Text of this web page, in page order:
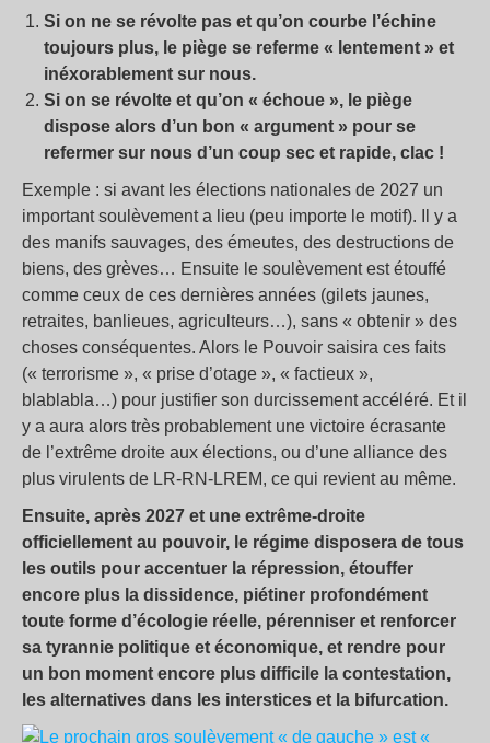
Si on ne se révolte pas et qu’on courbe l’échine
toujours plus, le piège se referme « lentement » et
inéxorablement sur nous.
Si on se révolte et qu’on « échoue », le piège
dispose alors d’un bon « argument » pour se
refermer sur nous d’un coup sec et rapide, clac !
Exemple : si avant les élections nationales de 2027 un
important soulèvement a lieu (peu importe le motif). Il y a
des manifs sauvages, des émeutes, des destructions de
biens, des grèves… Ensuite le soulèvement est étouffé
comme ceux de ces dernières années (gilets jaunes,
retraites, banlieues, agriculteurs…), sans « obtenir » des
choses conséquentes. Alors le Pouvoir saisira ces faits
(« terrorisme », « prise d’otage », « factieux »,
blablabla…) pour justifier son durcissement accéléré. Et il
y a aura alors très probablement une victoire écrasante
de l’extrême droite aux élections, ou d’une alliance des
plus virulents de LR-RN-LREM, ce qui revient au même.
Ensuite, après 2027 et une extrême-droite
officiellement au pouvoir, le régime disposera de tous
les outils pour accentuer la répression, étouffer
encore plus la dissidence, piétiner profondément
toute forme d’écologie réelle, pérenniser et renforcer
sa tyrannie politique et économique, et rendre pour
un bon moment encore plus difficile la contestation,
les alternatives dans les interstices et la bifurcation.